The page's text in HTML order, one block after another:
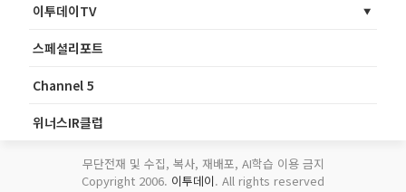
이투데이TV
스페셜리포트
Channel 5
위너스IR클럽
무단전재 및 수집, 복사, 재배포, AI학습 이용 금지
Copyright 2006. 이투데이. All rights reserved